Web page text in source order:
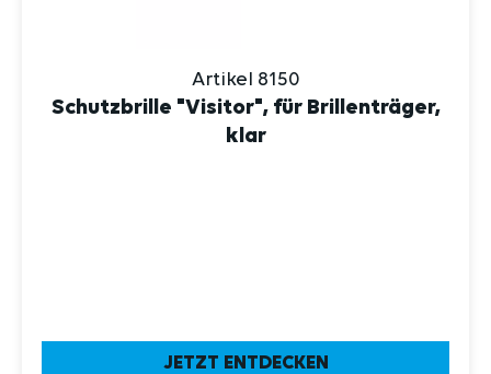
Artikel 8150
Schutzbrille "Visitor", für Brillenträger,
klar
JETZT ENTDECKEN